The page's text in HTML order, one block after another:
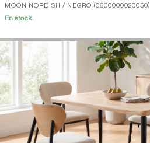
MOON NORDISH / NEGRO (0600000020050)
En stock.